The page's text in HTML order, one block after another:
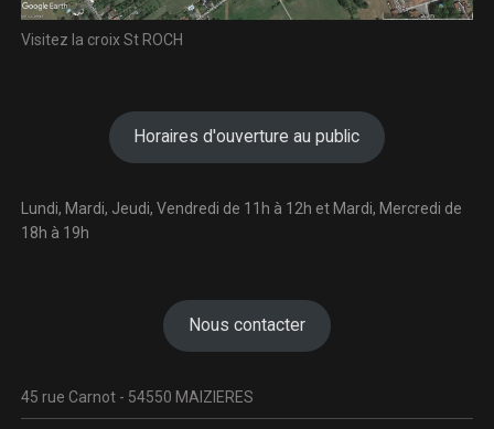
Visitez la croix St ROCH
Horaires d'ouverture au public
Lundi, Mardi, Jeudi, Vendredi de 11h à 12h et Mardi, Mercredi de
18h à 19h
Nous contacter
45 rue Carnot - 54550 MAIZIERES